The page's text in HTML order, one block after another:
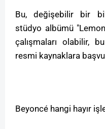
Bu, değişebilir bir
stüdyo albümü
çalışmaları olabilir,
resmi kaynaklara
Beyoncé hangi hayır